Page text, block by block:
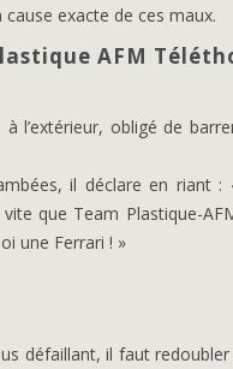
exacte de ces maux.
AFM
l’extérieur, obligé de
il déclare en riant :
que Team Plastique-
une Ferrari ! »
défaillant, il faut redoubler